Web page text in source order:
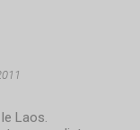
Laos.